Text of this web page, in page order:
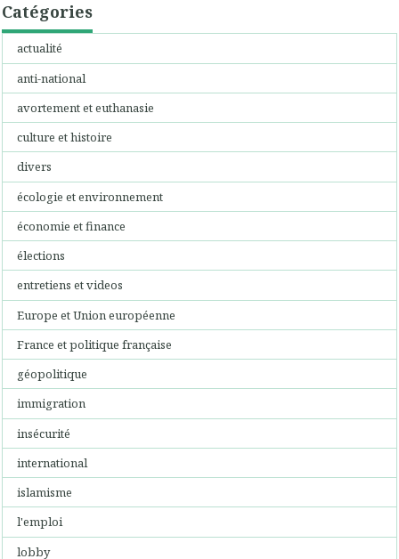
Catégories
actualité
anti-national
avortement et euthanasie
culture et histoire
divers
écologie et environnement
économie et finance
élections
entretiens et videos
Europe et Union européenne
France et politique française
géopolitique
immigration
insécurité
international
islamisme
l'emploi
lobby